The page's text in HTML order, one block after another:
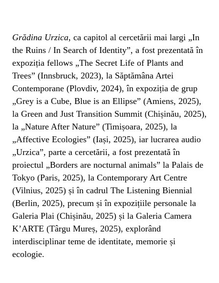
Grădina Urzica, ca capitol al cercetării mai largi „In
the Ruins / In Search of Identity”, a fost prezentată în
expoziția fellows „The Secret Life of Plants and
Trees” (Innsbruck, 2023), la Săptămâna Artei
Contemporane (Plovdiv, 2024), în expoziția de grup
„Grey is a Cube, Blue is an Ellipse” (Amiens, 2025),
la Green and Just Transition Summit (Chișinău, 2025),
la „Nature After Nature” (Timișoara, 2025), la
„Affective Ecologies” (Iași, 2025), iar lucrarea audio
„Urzica”, parte a cercetării, a fost prezentată în
proiectul „Borders are nocturnal animals” la Palais de
Tokyo (Paris, 2025), la Contemporary Art Centre
(Vilnius, 2025) și în cadrul The Listening Biennial
(Berlin, 2025), precum și în expozițiile personale la
Galeria Plai (Chișinău, 2025) și la Galeria Camera
K’ARTE (Târgu Mureș, 2025), explorând
interdisciplinar teme de identitate, memorie și
ecologie.